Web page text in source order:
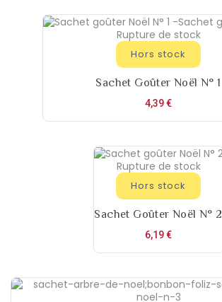
Rupture de stock
Hors stock
Sachet Goûter Noël N° 1
4,39 €Prix
Rupture de stock
Hors stock
Sachet Goûter Noël N° 2
6,19 €Prix